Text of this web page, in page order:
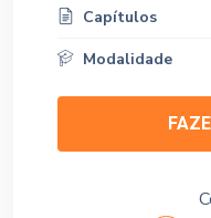
Capítulos
Modalidade